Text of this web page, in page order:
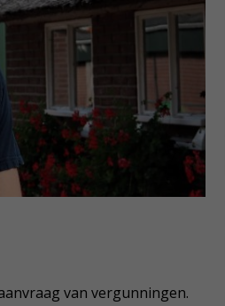
van vergunningen.